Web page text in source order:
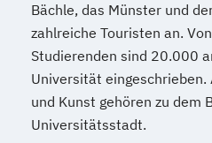
Bächle, das Münster und
zahlreiche Touristen an.
Studierenden sind 20.000
Universität eingeschrieben.
und Kunst gehören zu dem
Universitätsstadt.